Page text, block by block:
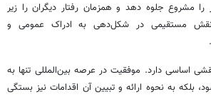
را مشروع جلوه دهد و همزمان رفتار دیگران را زیر
نقش مستقیمی در شکل‌دهی به ادراک عمومی و
اساسی دارد. موفقیت در عرصه بین‌المللی تنها به
بلکه به نحوه ارائه و تبیین آن اقدامات نیز بستگی